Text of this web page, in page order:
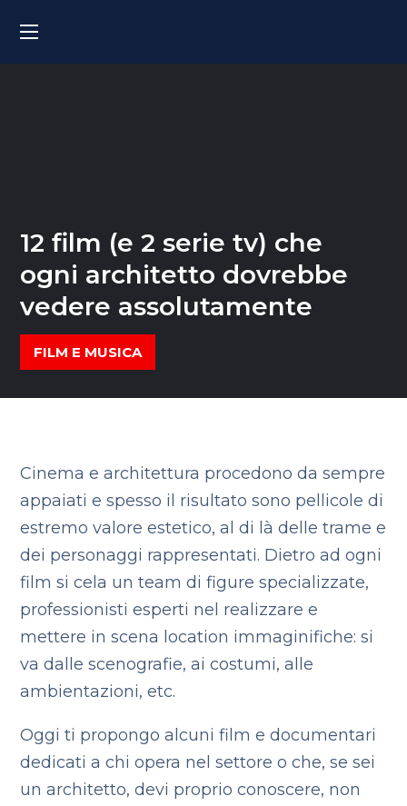
12 film (e 2 serie tv) che
ogni architetto dovrebbe
vedere assolutamente
FILM E MUSICA
Cinema e architettura procedono da sempre
appaiati e spesso il risultato sono pellicole di
estremo valore estetico, al di là delle trame e
dei personaggi rappresentati. Dietro ad ogni
film si cela un team di figure specializzate,
professionisti esperti nel realizzare e
mettere in scena location immaginifiche: si
va dalle scenografie, ai costumi, alle
ambientazioni, etc.
Oggi ti propongo alcuni film e documentari
dedicati a chi opera nel settore o che, se sei
un architetto, devi proprio conoscere, non